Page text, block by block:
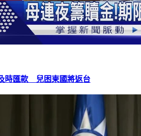
時匯款 兒困柬國將返台